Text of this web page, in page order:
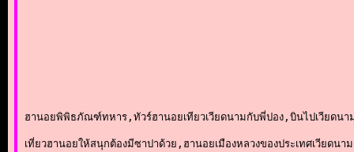
ฮานอยพิพิธภัณฑ์ทหาร,ทัวร์ฮานอยเทียวเวียดนามกับพี่ปอง,บินไปเวียดน
เที่ยวฮานอยให้สนุกต้องมีซาปาด้วย,ฮานอยเมืองหลวงของประเทศเวียดนา